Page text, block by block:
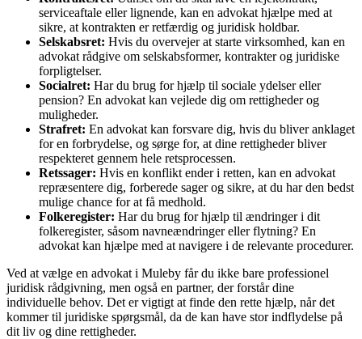
serviceaftale eller lignende, kan en advokat hjælpe med at
sikre, at kontrakten er retfærdig og juridisk holdbar.
Selskabsret: Hvis du overvejer at starte virksomhed, kan en
advokat rådgive om selskabsformer, kontrakter og juridiske
forpligtelser.
Socialret: Har du brug for hjælp til sociale ydelser eller
pension? En advokat kan vejlede dig om rettigheder og
muligheder.
Strafret: En advokat kan forsvare dig, hvis du bliver anklaget
for en forbrydelse, og sørge for, at dine rettigheder bliver
respekteret gennem hele retsprocessen.
Retssager: Hvis en konflikt ender i retten, kan en advokat
repræsentere dig, forberede sager og sikre, at du har den bedst
mulige chance for at få medhold.
Folkeregister: Har du brug for hjælp til ændringer i dit
folkeregister, såsom navneændringer eller flytning? En
advokat kan hjælpe med at navigere i de relevante procedurer.
Ved at vælge en advokat i Muleby får du ikke bare professionel
juridisk rådgivning, men også en partner, der forstår dine
individuelle behov. Det er vigtigt at finde den rette hjælp, når det
kommer til juridiske spørgsmål, da de kan have stor indflydelse på
dit liv og dine rettigheder.